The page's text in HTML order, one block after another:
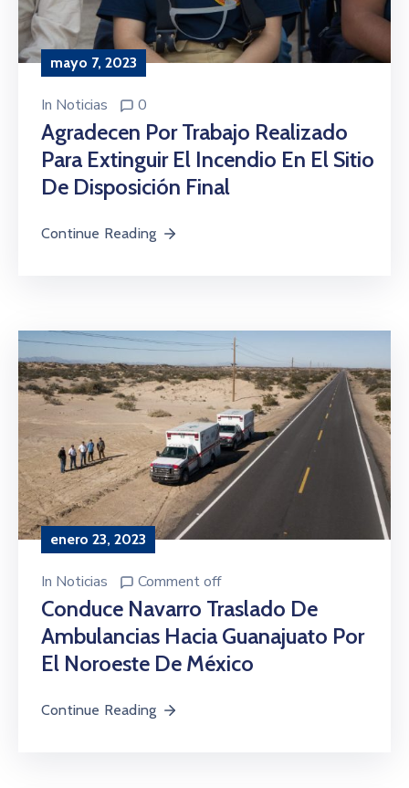
mayo 7, 2023
In Noticias 0
Agradecen Por Trabajo Realizado
Para Extinguir El Incendio En El Sitio
De Disposición Final
Continue Reading
enero 23, 2023
In Noticias Comment off
Conduce Navarro Traslado De
Ambulancias Hacia Guanajuato Por
El Noroeste De México
Continue Reading